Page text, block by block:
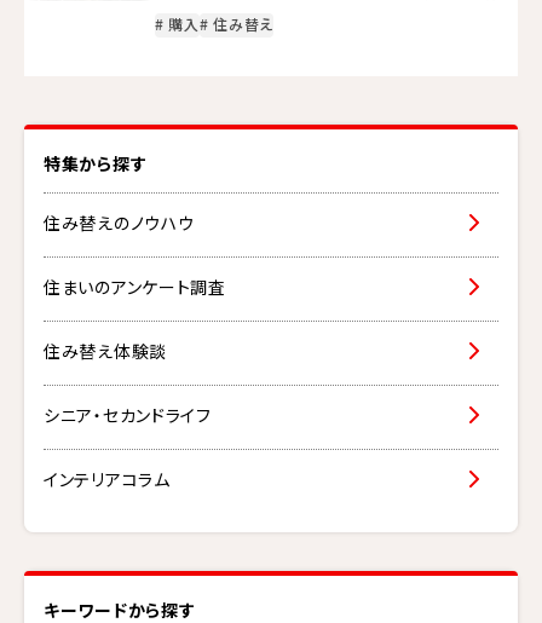
# 購入# 住み替え
特集から探す
住み替えのノウハウ
住まいのアンケート調査
住み替え体験談
シニア・セカンドライフ
インテリアコラム
キーワードから探す